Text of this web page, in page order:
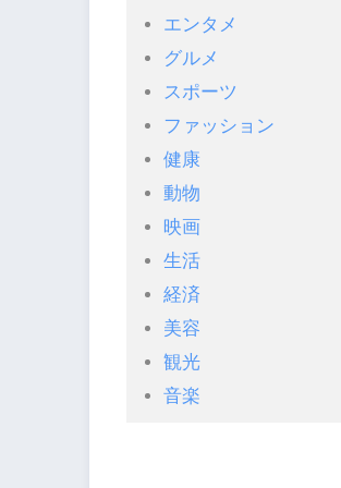
エンタメ
グルメ
スポーツ
ファッション
健康
動物
映画
生活
経済
美容
観光
音楽